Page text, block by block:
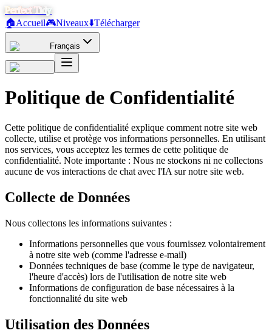
Perfect Tidy
🏠Accueil🎮Niveaux⬇️Télécharger
Français
Politique de Confidentialité
Cette politique de confidentialité explique comment notre site web
collecte, utilise et protège vos informations personnelles. En utilisant
nos services, vous acceptez les termes de cette politique de
confidentialité. Note importante : Nous ne stockons ni ne collectons
aucune de vos interactions de chat avec l'IA sur notre site web.
Collecte de Données
Nous collectons les informations suivantes :
Informations personnelles que vous fournissez volontairement
à notre site web (comme l'adresse e-mail)
Données techniques de base (comme le type de navigateur,
l'heure d'accès) lors de l'utilisation de notre site web
Informations de configuration de base nécessaires à la
fonctionnalité du site web
Utilisation des Données